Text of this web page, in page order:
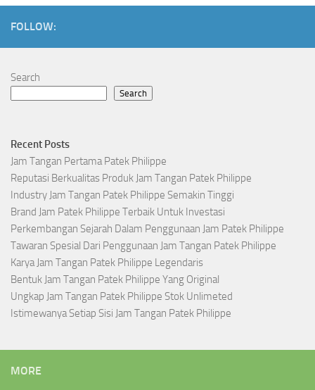
FOLLOW:
Search
Search
Recent Posts
Jam Tangan Pertama Patek Philippe
Reputasi Berkualitas Produk Jam Tangan Patek Philippe
Industry Jam Tangan Patek Philippe Semakin Tinggi
Brand Jam Patek Philippe Terbaik Untuk Investasi
Perkembangan Sejarah Dalam Penggunaan Jam Patek Philippe
Tawaran Spesial Dari Penggunaan Jam Tangan Patek Philippe
Karya Jam Tangan Patek Philippe Legendaris
Bentuk Jam Tangan Patek Philippe Yang Original
Ungkap Jam Tangan Patek Philippe Stok Unlimeted
Istimewanya Setiap Sisi Jam Tangan Patek Philippe
MORE